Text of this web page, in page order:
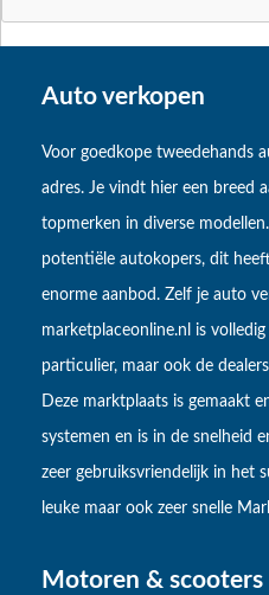
Auto verkopen
Voor goedkope tweedehands
adres. Je vindt hier een breed
topmerken in diverse
potentiële autokopers, dit
enorme aanbod. Zelf je auto
marketplaceonline.nl is
particulier, maar ook de
Deze marktplaats is gemaakt
systemen en is in de snelheid
zeer gebruiksvriendelijk in het
leuke maar ook zeer snelle
Motoren & scooters